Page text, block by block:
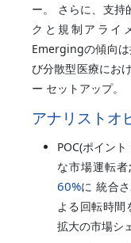
ー。 さらに、支持
クと規制アライ
Emergingの傾向は
び分散型医療にお
ー セットアップ。
アナリストオ
POC(ポイン
な市場運転
60%に 統合
よる回転時
拡大の市場シ